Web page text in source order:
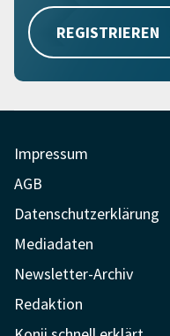
REGISTRIEREN
Impressum
AGB
Datenschutzerklärung
Mediadaten
Newsletter-Archiv
Redaktion